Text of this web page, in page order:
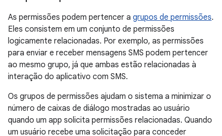
As permissões podem pertencer a grupos de permissões.
Eles consistem em um conjunto de permissões
logicamente relacionadas. Por exemplo, as permissões
para enviar e receber mensagens SMS podem pertencer
ao mesmo grupo, já que ambas estão relacionadas à
interação do aplicativo com SMS.
Os grupos de permissões ajudam o sistema a minimizar o
número de caixas de diálogo mostradas ao usuário
quando um app solicita permissões relacionadas. Quando
um usuário recebe uma solicitação para conceder